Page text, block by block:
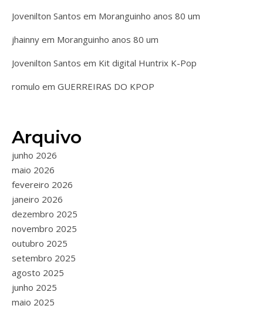
Jovenilton Santos em Moranguinho anos 80 um
jhainny em Moranguinho anos 80 um
Jovenilton Santos em Kit digital Huntrix K-Pop
romulo em GUERREIRAS DO KPOP
Arquivo
junho 2026
maio 2026
fevereiro 2026
janeiro 2026
dezembro 2025
novembro 2025
outubro 2025
setembro 2025
agosto 2025
junho 2025
maio 2025